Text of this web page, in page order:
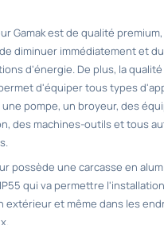
Gamakest de qualité
diminuer immédiatement et
d'énergie. De plus, la
d'équiper tous types
pompe, un broyeur, des
des machines-outils et tous
possède une carcasse en
qui va permettre
extérieur et même dans les